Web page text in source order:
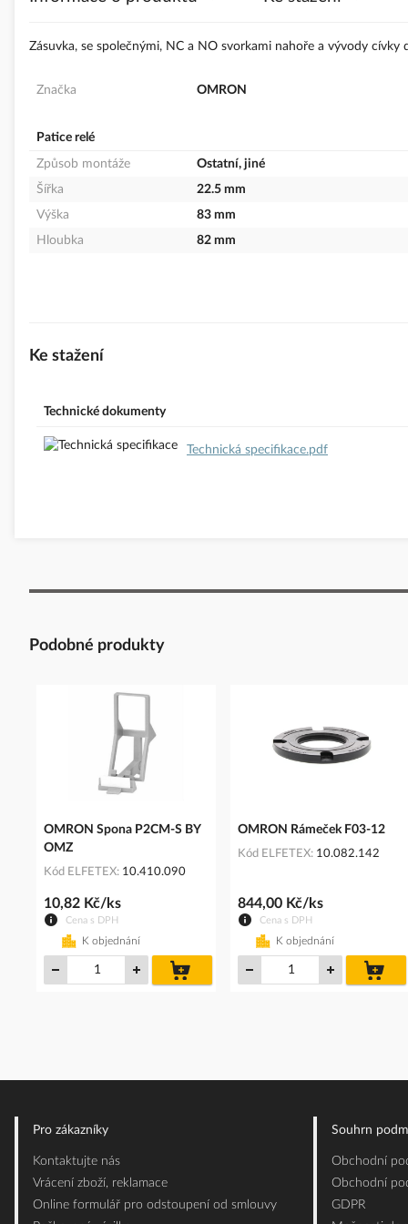
Zásuvka, se společnými, NC a NO svorkami nahoře a vývody cívky
Značka OMRON
Patice relé
Způsob montáže
Ostatní, jiné
Šířka
22.5 mm
Výška
83 mm
Hloubka
82 mm
Ke stažení
Technické dokumenty
Technická specifikace.pdf
Podobné produkty
OMRON Spona P2CM-S BY
OMZ
Kód ELFETEX 10.410.090
Cena s DPH
10,82 Kč/ks
K objednání
košíku
OMRON Rámeček F03-12
Kód ELFETEX 10.082.142
Cena s DPH
844,00 Kč/ks
K objednání
Pro zákazníky
Kontaktujte nás
Vrácení zboží, reklamace
Online formulář pro odstoupení od smlouvy
Souhrn
Obchodní
Obchodní
GDPR